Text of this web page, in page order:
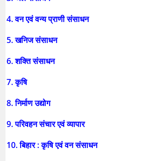
4. वन एवं वन्य प्राणी संसाधन
5. खनिज संसाधन
6. शक्ति संसाधन
7. कृषि
8. निर्माण उद्योग
9. परिवहन संचार एवं व्यापार
10. बिहार : कृषि एवं वन संसाधन